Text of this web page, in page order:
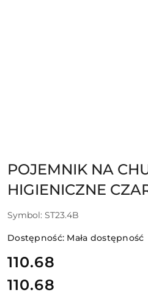
POJEMNIK NA
HIGIENICZNE
Symbol: ST23.4B
Dostępność: Mała dostępność
cena:
110.68
Cena:
110.68